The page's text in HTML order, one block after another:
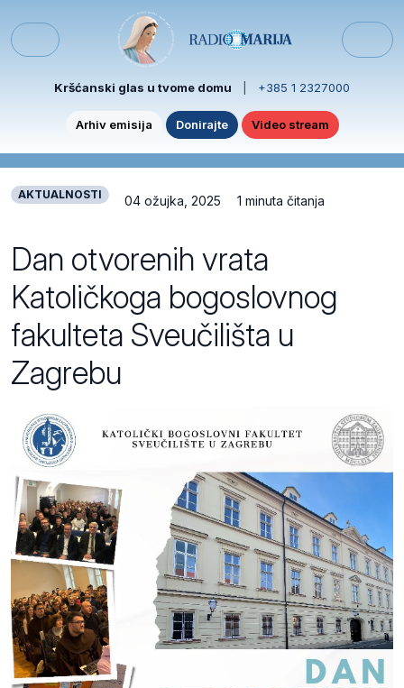
Menu
Kršćanski glas u tvome domu +385 1 2327000
Arhiv emisija Donirajte Video stream
AKTUALNOSTI 04 ožujka, 2025 1 minuta čitanja
Dan otvorenih vrata
Katoličkoga bogoslovnog
fakulteta Sveučilišta u
Zagrebu